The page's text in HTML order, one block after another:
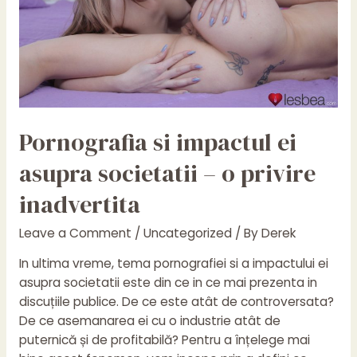
analiza
Pornografia si impactul ei
asupra societatii – o privire
inadvertita
Leave a Comment / Uncategorized/ ByDerek
In ultima vreme, tema pornografiei si a impactului ei
asupra societatii este din ce in ce mai prezenta in
discuțiile publice. De ce este atât de controversata?
De ce asemanarea ei cu o industrie atât de
puternică și de profitabilă? Pentru a înțelege mai